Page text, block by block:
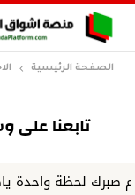
الصفحة الرئيسية
واحدة ياضابط